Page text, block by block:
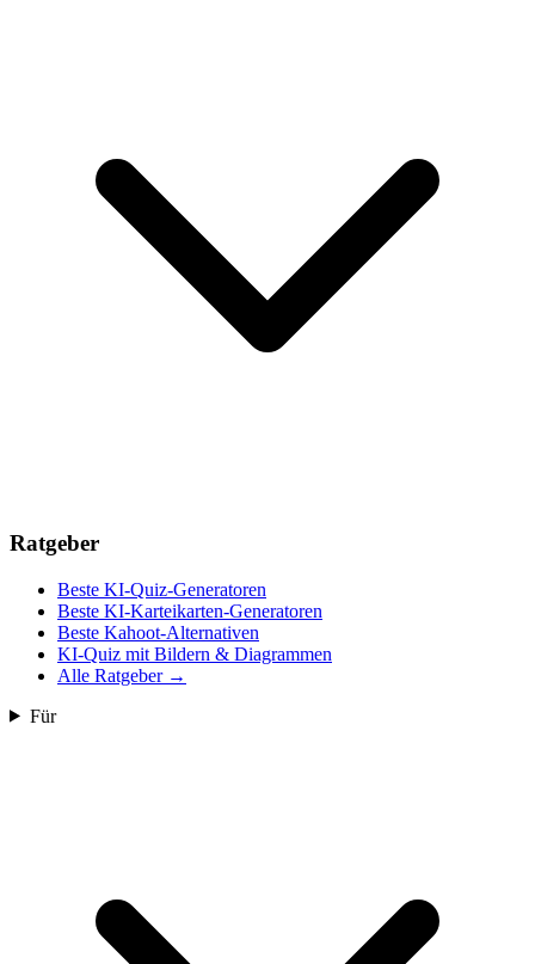
Ratgeber
Beste KI-Quiz-Generatoren
Beste KI-Karteikarten-Generatoren
Beste Kahoot-Alternativen
KI-Quiz mit Bildern & Diagrammen
Alle Ratgeber→
Für